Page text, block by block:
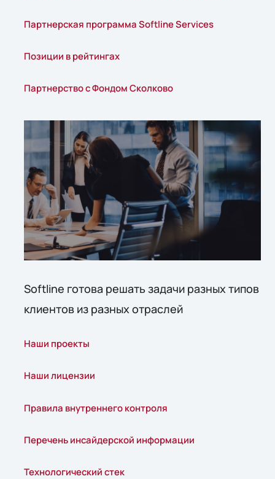
(Беларусь) и другие.
В 2022 году руководство Softline приняло
разделениикомпании на российский и
международный бизнес. В результате
возникли Softline (Россия) и Noventiq
(глобальный холдинг). Для каждой
компании были сформированы
собственные команды, стратегии и
направления развития. Компании,
действуя независимо друг от друга,
также имеют различные структуры
акционерного капитала.
компаний последовательно выстраивала
собственную систему управления.
обновление руководящего состава: в
апреле 2024 года председателем совета
назначен Рашид Исмаилов, а Юлия
февраля 2023 года, покинула совет
Партнерская программа Softline Services
Позиции в рейтингах
Партнерство с Фондом Сколково
Softline готова решать задачи разных типов
клиентов из разных отраслей
Наши проекты
Наши лицензии
Правила внутреннего контроля
Перечень инсайдерской информации
Технологический стек